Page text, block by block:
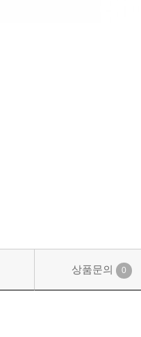
상품문의 0